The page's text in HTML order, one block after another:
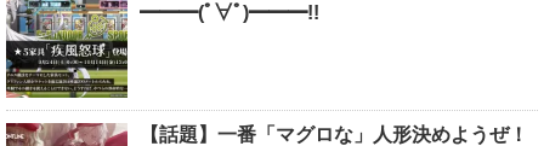
━━━(ﾟ∀ﾟ)━━━!!
【話題】一番「マグロな」人形決めようぜ！